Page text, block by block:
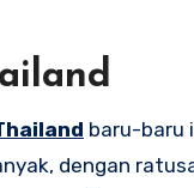
baru-baru
dengan